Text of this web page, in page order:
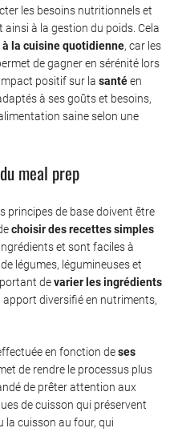
les besoins nutritionnels et
à la gestion du poids. Cela
la cuisine quotidienne, car les
de gagner en sérénité lors
positif sur la santéen
à ses goûts et besoins,
saine selon une
meal prep
principes de base doivent être
choisir des recettes simples
et sont faciles à
légumes, légumineuses et
devarier les ingrédients
diversifié en nutriments,
en fonction deses
de rendre le processus plus
de prêter attention aux
de cuisson qui préservent
la cuisson au four, qui